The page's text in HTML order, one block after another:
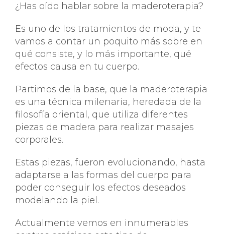
¿Has oído hablar sobre la maderoterapia?
Es uno de los tratamientos de moda, y te
vamos a contar un poquito más sobre en
qué consiste, y lo más importante, qué
efectos causa en tu cuerpo.
Partimos de la base, que la maderoterapia
es una técnica milenaria, heredada de la
filosofía oriental, que utiliza diferentes
piezas de madera para realizar masajes
corporales.
Estas piezas, fueron evolucionando, hasta
adaptarse a las formas del cuerpo para
poder conseguir los efectos deseados
modelando la piel.
Actualmente vemos en innumerables